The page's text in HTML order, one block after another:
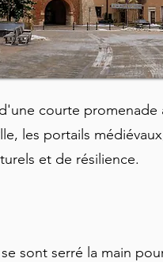
courte promenade
les portails
et de résilience.
sont serré la main